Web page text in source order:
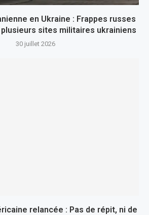
en Ukraine : Frappes russes
sites militaires ukrainiens
30 juillet 2026
relancée : Pas de répit, ni de